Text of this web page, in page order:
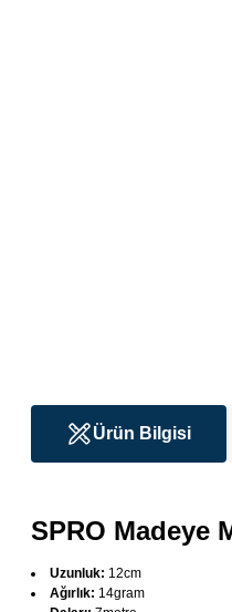
Ürün Bilgisi
SPRO Madeye
Uzunluk: 12cm
Ağırlık: 14gram